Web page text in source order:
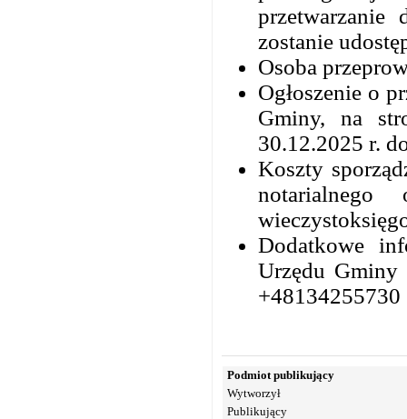
przetwarzanie
zostanie
Osoba
Ogłoszenie o
Gminy, na
30.12.2025 r.
Koszty
Dodatkowe
Urzędu
+48134255730
Podmiot publikujący
Wytworzył
Publikujący